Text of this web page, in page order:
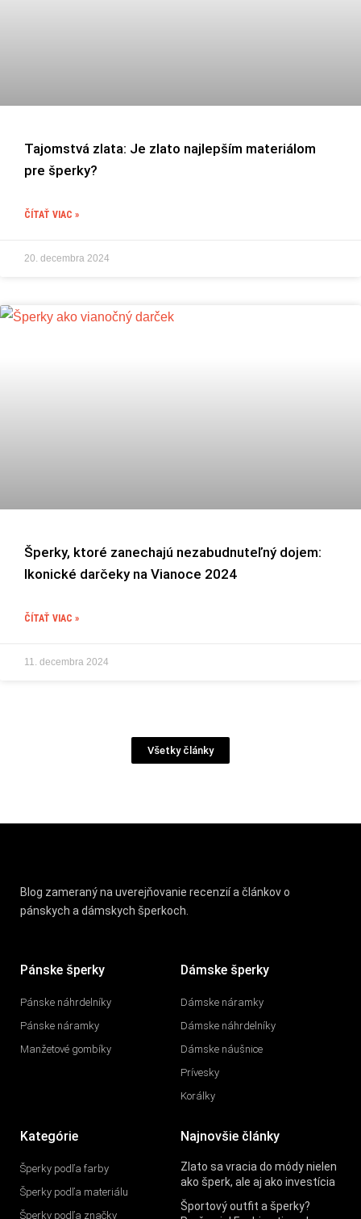
Tajomstvá zlata: Je zlato najlepším materiálom
pre šperky?
ČÍTAŤ VIAC »
20. decembra 2024
Šperky, ktoré zanechajú nezabudnuteľný dojem:
Ikonické darčeky na Vianoce 2024
ČÍTAŤ VIAC »
11. decembra 2024
Všetky články
Blog zameraný na uverejňovanie recenzií a článkov o
pánskych a dámskych šperkoch.
Pánske šperky
Pánske náhrdelníky
Pánske náramky
Manžetové gombíky
Dámske šperky
Dámske náramky
Dámske náhrdelníky
Dámske náušnice
Prívesky
Korálky
Kategórie
Šperky podľa farby
Šperky podľa materiálu
Šperky podľa značky
Najnovšie články
Zlato sa vracia do módy nielen
ako šperk, ale aj ako investícia
Športový outfit a šperky?